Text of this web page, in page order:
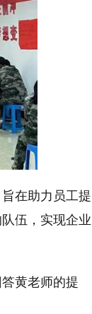
在助力员工提
伍，实现企业
黄老师的提